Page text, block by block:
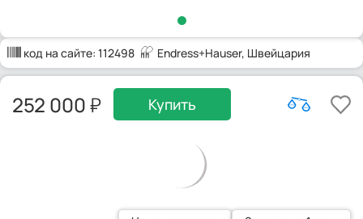
код на сайте: 112498 Endress+Hauser, Швейцария
252 000 Купить